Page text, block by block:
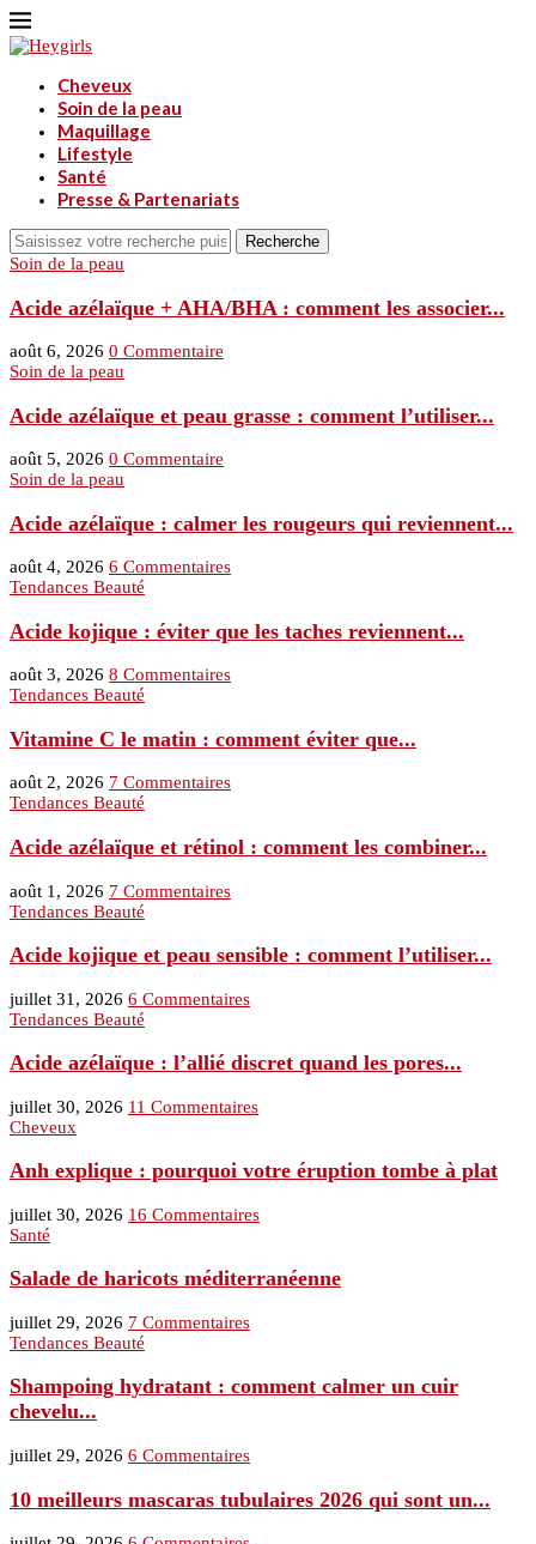
Cheveux
Soin de la peau
Maquillage
Lifestyle
Santé
Presse & Partenariats
Recherche
Soin de la peau
Acide azélaïque + AHA/BHA : comment les associer...
août 6, 2026 0 Commentaire
Soin de la peau
Acide azélaïque et peau grasse : comment l’utiliser...
août 5, 2026 0 Commentaire
Soin de la peau
Acide azélaïque : calmer les rougeurs qui reviennent...
août 4, 2026 6 Commentaires
Tendances Beauté
Acide kojique : éviter que les taches reviennent...
août 3, 2026 8 Commentaires
Tendances Beauté
Vitamine C le matin : comment éviter que...
août 2, 2026 7 Commentaires
Tendances Beauté
Acide azélaïque et rétinol : comment les combiner...
août 1, 2026 7 Commentaires
Tendances Beauté
Acide kojique et peau sensible : comment l’utiliser...
juillet 31, 2026 6 Commentaires
Tendances Beauté
Acide azélaïque : l’allié discret quand les pores...
juillet 30, 2026 11 Commentaires
Cheveux
Anh explique : pourquoi votre éruption tombe à plat
juillet 30, 2026 16 Commentaires
Santé
Salade de haricots méditerranéenne
juillet 29, 2026 7 Commentaires
Tendances Beauté
Shampoing hydratant : comment calmer un cuir
chevelu...
juillet 29, 2026 6 Commentaires
10 meilleurs mascaras tubulaires 2026 qui sont un...